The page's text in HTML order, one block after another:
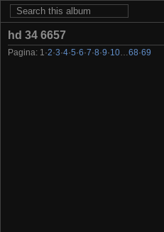
hd 34 6657
Pagina: 1 ·2·3·4·5·6·7·8·9·10 68·69